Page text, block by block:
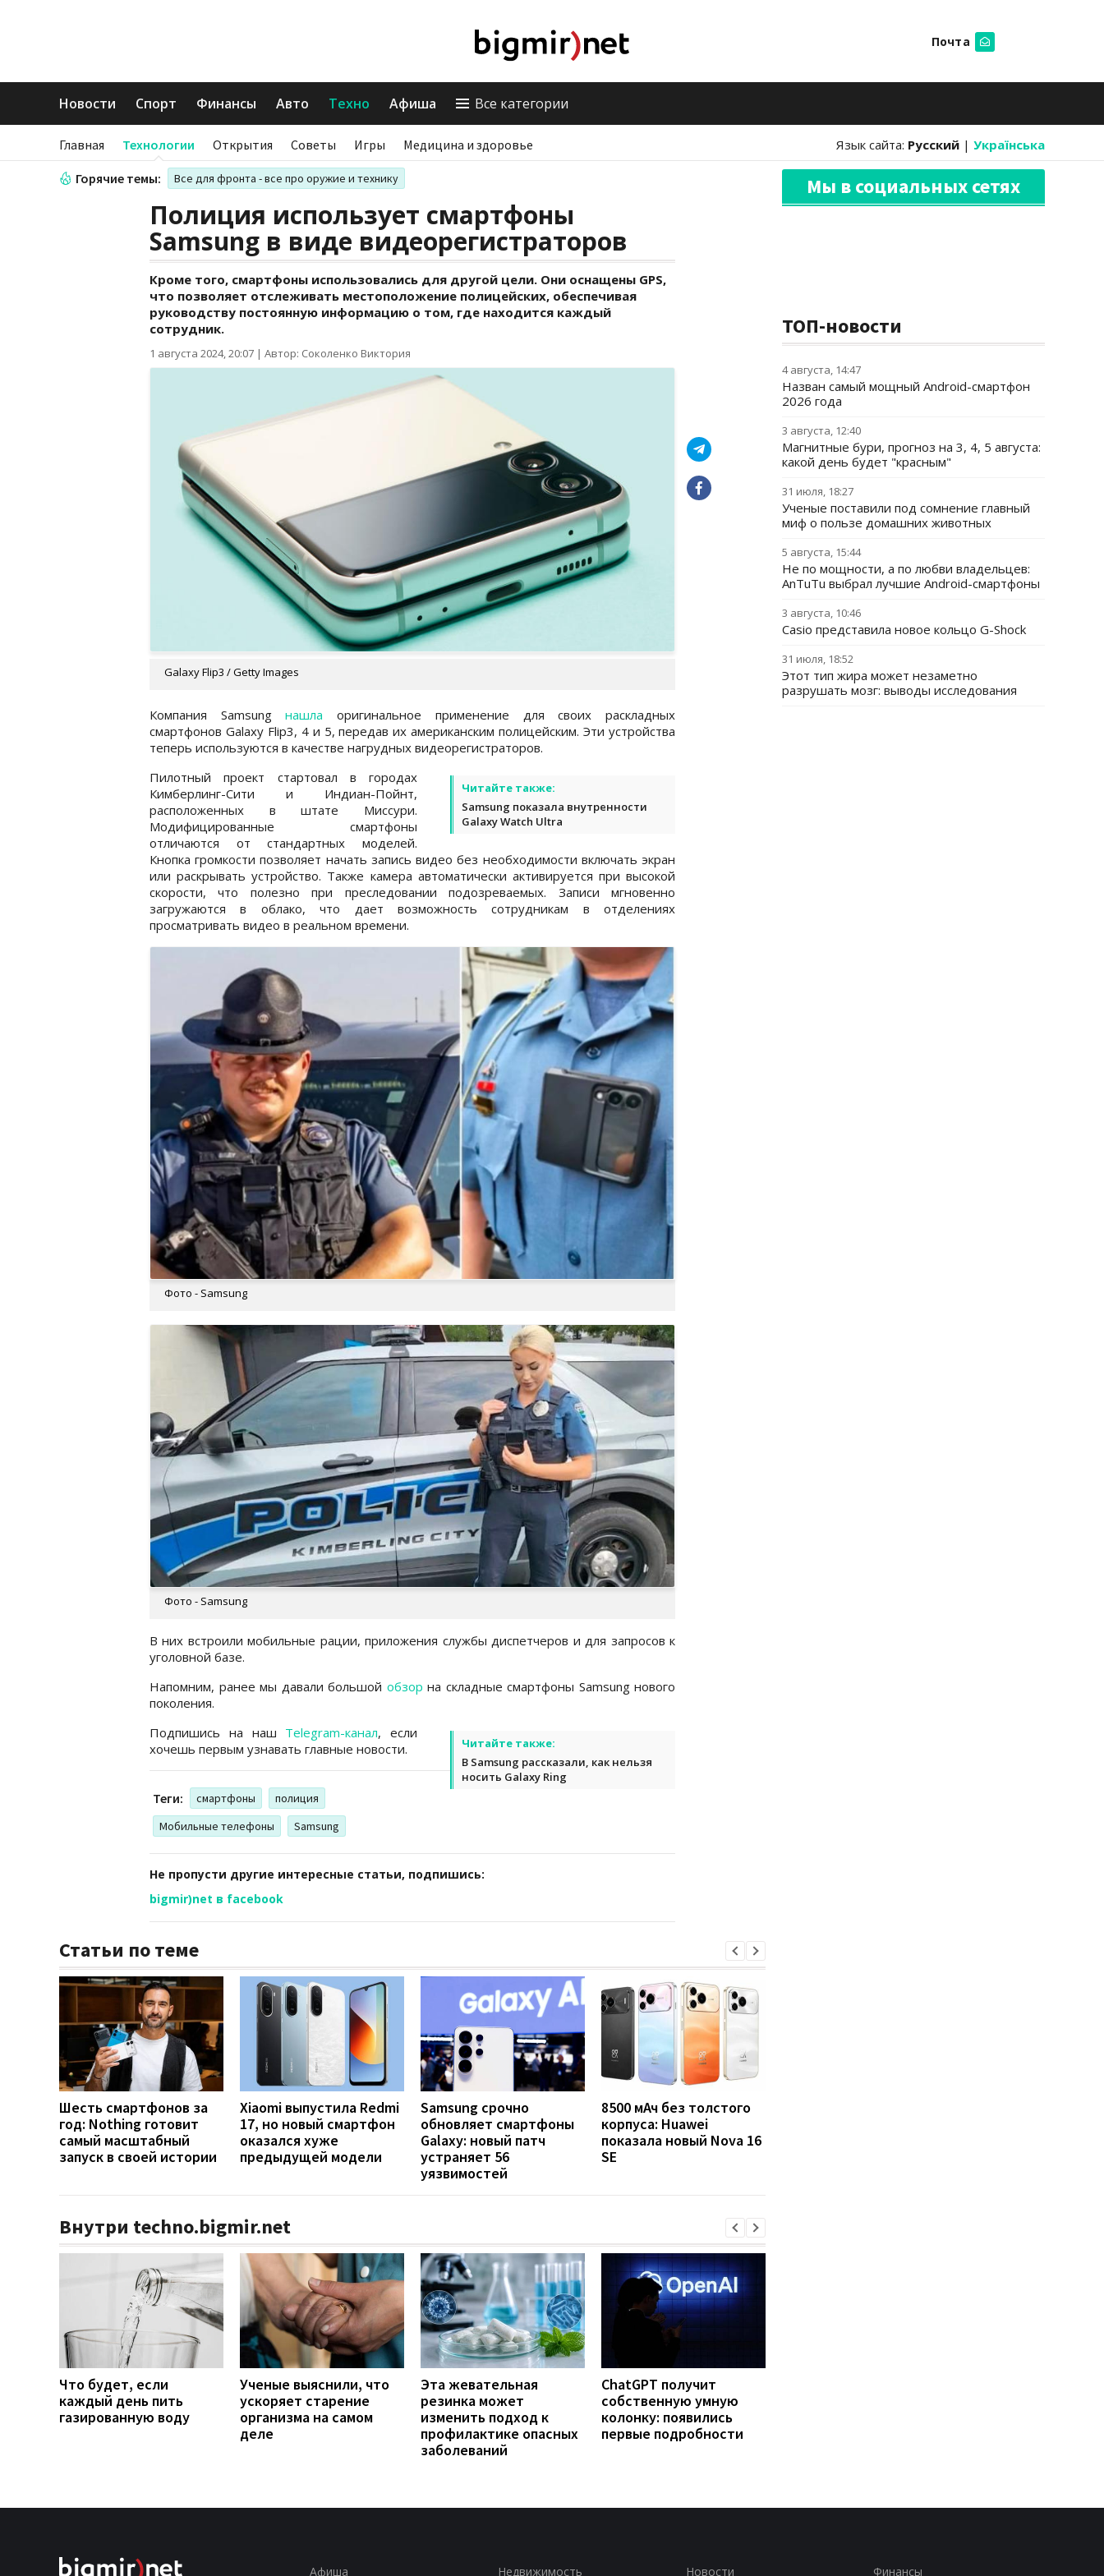
Почта
Новости Спорт Финансы Авто Техно Афиша Все категории
Главная Технологии Открытия Советы Игры Медицина и здоровье Язык сайта: Русский | Українська
Горячие темы: Все для фронта - все про оружие и технику
Полиция использует смартфоны
Samsung в виде видеорегистраторов
Кроме того, смартфоны использовались для другой цели. Они оснащены GPS,
что позволяет отслеживать местоположение полицейских, обеспечивая
руководству постоянную информацию о том, где находится каждый
сотрудник.
1 августа 2024, 20:07 | Автор: Соколенко Виктория
Galaxy Flip3 / Getty Images
Компания Samsungнашла оригинальное применение для своих раскладных
смартфонов Galaxy Flip3, 4 и 5, передав их американским полицейским. Эти устройства
теперь используются в качестве нагрудных видеорегистраторов.
Читайте также:
Samsung показала внутренности
Galaxy Watch Ultra
Пилотный проект стартовал в городах
Кимберлинг-Сити и Индиан-Пойнт,
расположенных в штате Миссури.
Модифицированные смартфоны
отличаются от стандартных моделей.
Кнопка громкости позволяет начать запись видео без необходимости включать экран
или раскрывать устройство. Также камера автоматически активируется при высокой
скорости, что полезно при преследовании подозреваемых. Записи мгновенно
загружаются в облако, что дает возможность сотрудникам в отделениях
просматривать видео в реальном времени.
Фото - Samsung
Фото - Samsung
В них встроили мобильные рации, приложения службы диспетчеров и для запросов к
уголовной базе.
Напомним, ранее мы давали большой обзор на складные смартфоны Samsung нового
поколения.
Читайте также:
В Samsung рассказали, как нельзя
носить Galaxy Ring
Подпишись на наш Telegram-канал, если
хочешь первым узнавать главные новости.
Теги: смартфоны
полиция
Мобильные телефоны
Samsung
Не пропусти другие интересные статьи, подпишись:
bigmir)net в facebook
Статьи по теме
Шесть смартфонов за
год: Nothing готовит
самый масштабный
запуск в своей истории
Xiaomi выпустила Redmi
17, но новый смартфон
оказался хуже
предыдущей модели
Samsung срочно
обновляет смартфоны
Galaxy: новый патч
устраняет 56
уязвимостей
8500 мАч без толстого
корпуса: Huawei
показала новый Nova 16
SE
Внутри techno.bigmir.net
Что будет, если
каждый день пить
газированную воду
Ученые выяснили, что
ускоряет старение
организма на самом
деле
Эта жевательная
резинка может
изменить подход к
профилактике опасных
заболеваний
ChatGPT получит
собственную умную
колонку: появились
первые подробности
Мы в социальных сетях
ТОП-новости
4 августа, 14:47
Назван самый мощный Android-смартфон
2026 года
3 августа, 12:40
Магнитные бури, прогноз на 3, 4, 5 августа:
какой день будет "красным"
31 июля, 18:27
Ученые поставили под сомнение главный
миф о пользе домашних животных
5 августа, 15:44
Не по мощности, а по любви владельцев:
AnTuTu выбрал лучшие Android-смартфоны
3 августа, 10:46
Casio представила новое кольцо G-Shock
31 июля, 18:52
Этот тип жира может незаметно
разрушать мозг: выводы исследования
Афиша Недвижимость Новости Финансы